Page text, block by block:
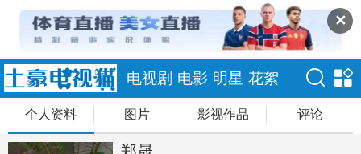
✕
电视剧 电影 明星 花絮
个人资料 图片 影视作品 评论
郑晟